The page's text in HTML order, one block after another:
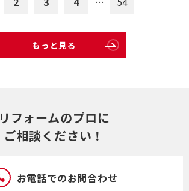
もっと見る
リフォームのプロに
ご相談ください！
お電話でのお問合わせ